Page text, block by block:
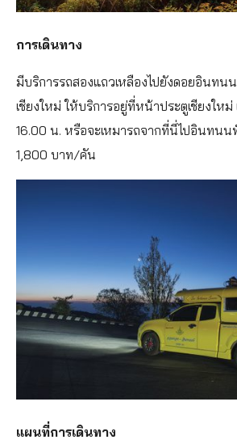
การเดินทาง
มีบริการรถสองแถวเหลืองไปยังดอยอินทน
เชียงใหม่ ให้บริการอยู่ที่หน้าประตูเชียงให
16.00 น. หรือจะเหมารถจากที่นี่ไปอินทนน
1,800 บาท/คัน
แผนที่การเดินทาง